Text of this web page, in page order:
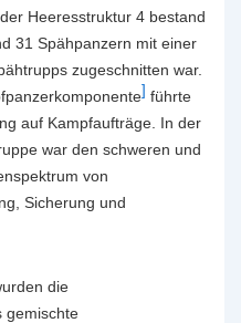
Heeresstruktur 4 bestand
31 Spähpanzern mit einer
zugeschnitten war.
] führte
auf Kampfaufträge. In der
war den schweren und
von
Sicherung und
die
gemischte